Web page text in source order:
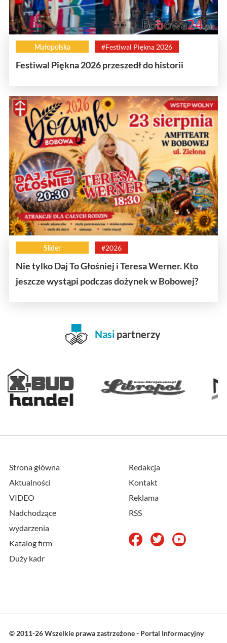
Małopolska #Festiwal Piękna 2026
Festiwal Piękna 2026 przeszedł do historii
Slider #2026
Nie tylko Daj To Głośniej i Teresa Werner. Kto
jeszcze wystąpi podczas dożynek w Bobowej?
Nasi partnerzy
Strona główna
Aktualności
VIDEO
Nadchodzące
wydarzenia
Katalog firm
Duży kadr
Redakcja
Kontakt
Reklama
RSS
© 2011-26 Wszelkie prawa zastrzeżone - Portal Informacyjny